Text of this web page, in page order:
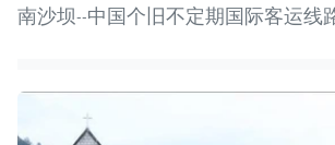
南沙坝--中国个旧不定期国际客运线